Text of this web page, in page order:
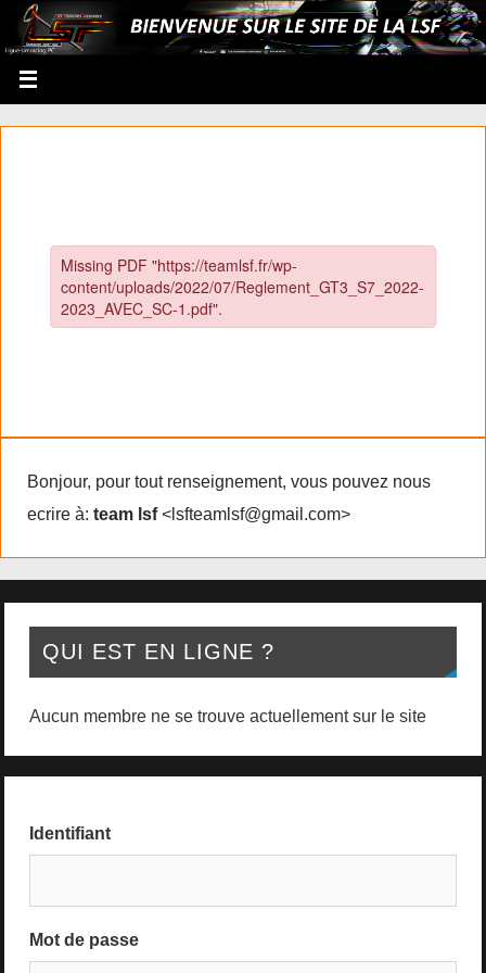
Bonjour, pour tout renseignement, vous pouvez nous
ecrire à:team lsf<lsfteamlsf@gmail.com>
QUI EST EN LIGNE ?
Aucun membre ne se trouve actuellement sur le site
Identifiant
Mot de passe